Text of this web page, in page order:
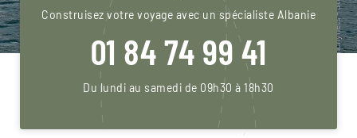
Construisez votre voyage avec un spécialiste Albanie
01 84 74 99 41
Du lundi au samedi de 09h30 à 18h30